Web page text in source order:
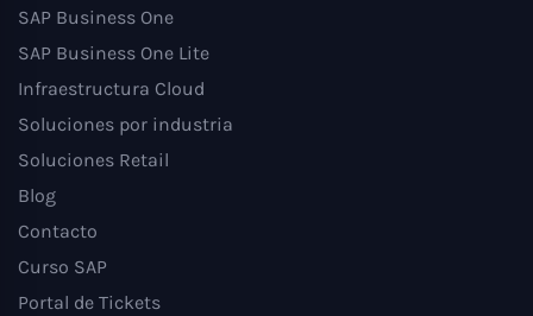
SAP Business One
SAP Business One Lite
Infraestructura Cloud
Soluciones por industria
Soluciones Retail
Blog
Contacto
Curso SAP
Portal de Tickets